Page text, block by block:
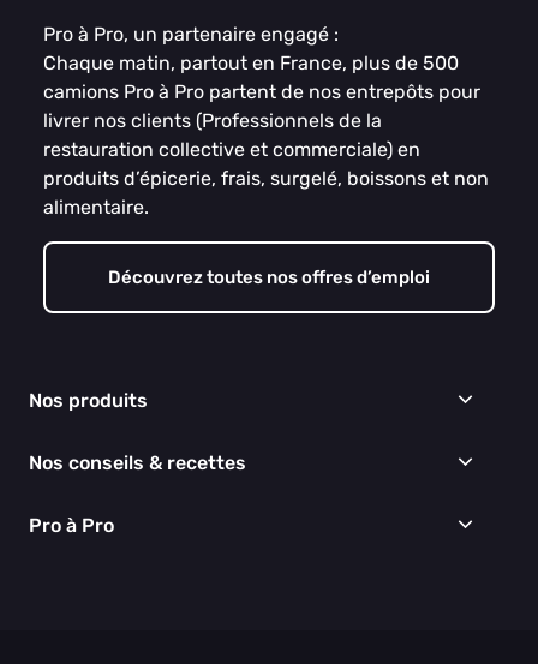
Pro à Pro, un partenaire engagé :
Chaque matin, partout en France, plus de 500
camions Pro à Pro partent de nos entrepôts pour
livrer nos clients (Professionnels de la
restauration collective et commerciale) en
produits d’épicerie, frais, surgelé, boissons et non
alimentaire.
Découvrez toutes nos offres d’emploi
Nos produits
Épicerie
Boissons
Nos conseils & recettes
Recettes
Pro à Pro